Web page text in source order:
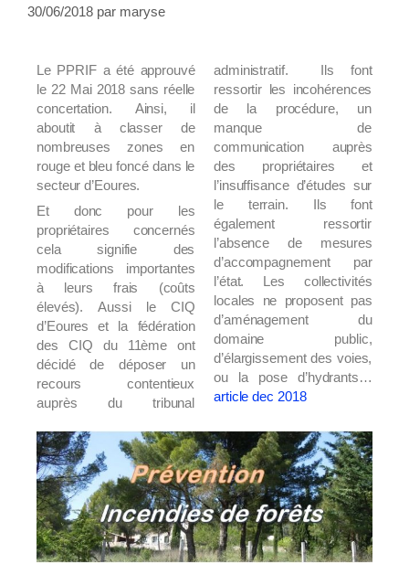
30/06/2018 par maryse
Le PPRIF a été approuvé
le 22 Mai 2018 sans réelle
concertation. Ainsi, il
aboutit à classer de
nombreuses zones en
rouge et bleu foncé dans le
secteur d’Eoures.
Et donc pour les
propriétaires concernés
cela signifie des
modifications importantes
à leurs frais (coûts
élevés). Aussi le CIQ
d’Eoures et la fédération
des CIQ du 11ème ont
décidé de déposer un
recours contentieux
auprès du tribunal
administratif. Ils font
ressortir les incohérences
de la procédure, un
manque de
communication auprès
des propriétaires et
l’insuffisance d’études sur
le terrain. Ils font
également ressortir
l’absence de mesures
d’accompagnement par
l’état. Les collectivités
locales ne proposent pas
d’aménagement du
domaine public,
d’élargissement des voies,
ou la pose d’hydrants…
article dec 2018